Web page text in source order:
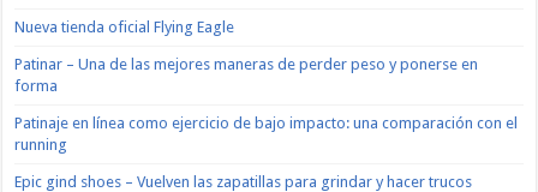
Nueva tienda oficial Flying Eagle
Patinar – Una de las mejores maneras de perder peso y ponerse en
forma
Patinaje en línea como ejercicio de bajo impacto: una comparación con el
running
Epic gind shoes – Vuelven las zapatillas para grindar y hacer trucos